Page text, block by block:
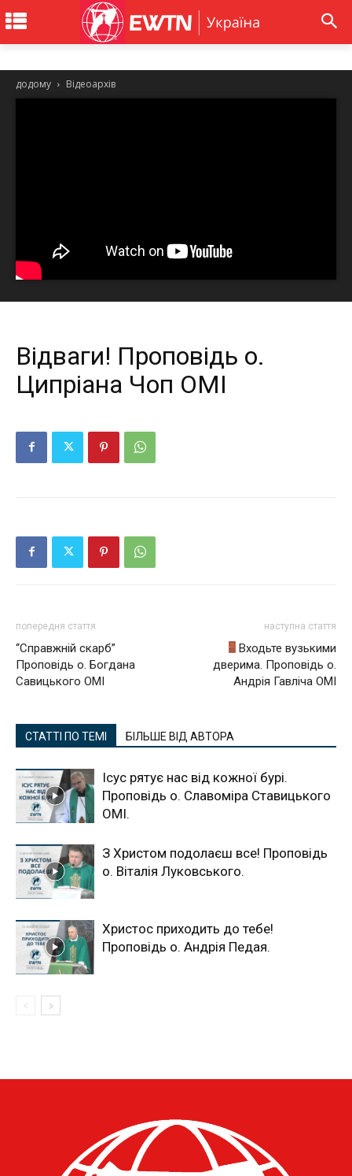
додому Відеоархів
Відваги! Проповідь о.
Ципріана Чоп ОМІ
попередня стаття
“Справжній скарб”
Проповідь о. Богдана
Савицького ОМІ
наступна стаття
Входьте вузькими
дверима. Проповідь о.
Андрія Гавліча ОМІ
СТАТТІ ПО ТЕМІ БІЛЬШЕ ВІД АВТОРА
Ісус рятує нас від кожної бурі.
Проповідь о. Славоміра Ставицького
ОМІ.
З Христом подолаєш все! Проповідь
о. Віталія Луковського.
Христос приходить до тебе!
Проповідь о. Андрія Педая.